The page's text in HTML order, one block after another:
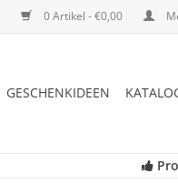
0 Artikel - €0,00
GESCHENKIDEEN